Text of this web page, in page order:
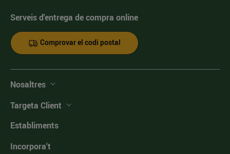
Serveis d'entrega de compra online
Comprovar el codi postal
Nosaltres
Targeta Client
Establiments
Incorpora't